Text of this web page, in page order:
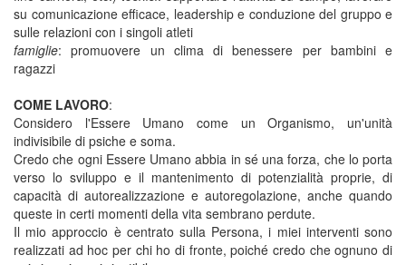
su comunicazione efficace, leadership e conduzione del gruppo e
sulle relazioni con i singoli atleti
famiglie: promuovere un clima di benessere per bambini e
ragazzi
COME LAVORO:
Considero l'Essere Umano come un Organismo, un'unità
indivisibile di psiche e soma.
Credo che ogni Essere Umano abbia in sé una forza, che lo porta
verso lo sviluppo e il mantenimento di potenzialità proprie, di
capacità di autorealizzazione e autoregolazione, anche quando
queste in certi momenti della vita sembrano perdute.
Il mio approccio è centrato sulla Persona, i miei interventi sono
realizzati ad hoc per chi ho di fronte, poiché credo che ognuno di